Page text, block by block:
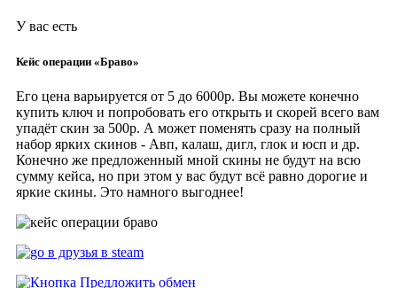
У вас есть
Кейс операции «Браво»
Его цена варьируется от 5 до 6000р. Вы можете конечно
купить ключ и попробовать его открыть и скорей всего вам
упадёт скин за 500р. А может поменять сразу на полный
набор ярких скинов - Авп, калаш, дигл, глок и юсп и др.
Конечно же предложенный мной скины не будут на всю
сумму кейса, но при этом у вас будут всё равно дорогие и
яркие скины. Это намного выгоднее!